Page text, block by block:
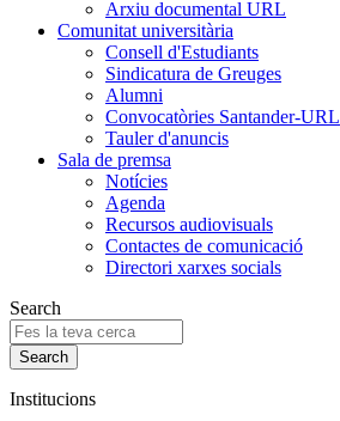
Arxiu documental URL
Comunitat universitària
Consell d'Estudiants
Sindicatura de Greuges
Alumni
Convocatòries Santander-URL
Tauler d'anuncis
Sala de premsa
Notícies
Agenda
Recursos audiovisuals
Contactes de comunicació
Directori xarxes socials
Search
Institucions